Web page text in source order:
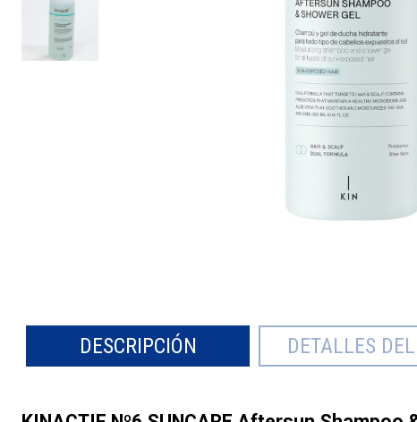
DESCRIPCIÓN DETALLES